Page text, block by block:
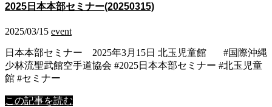
2025日本本部セミナー(20250315)
2025/03/15 event
日本本部セミナー 2025年3月15日 北玉児童館 #国際沖縄
少林流聖武館空手道協会 #2025日本本部セミナー #北玉児童
館 #セミナー
この記事を読む